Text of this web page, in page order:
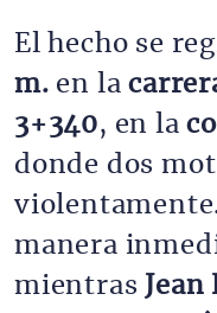
El hecho se
m. en la
3+340, en la
donde dos
manera
mientras